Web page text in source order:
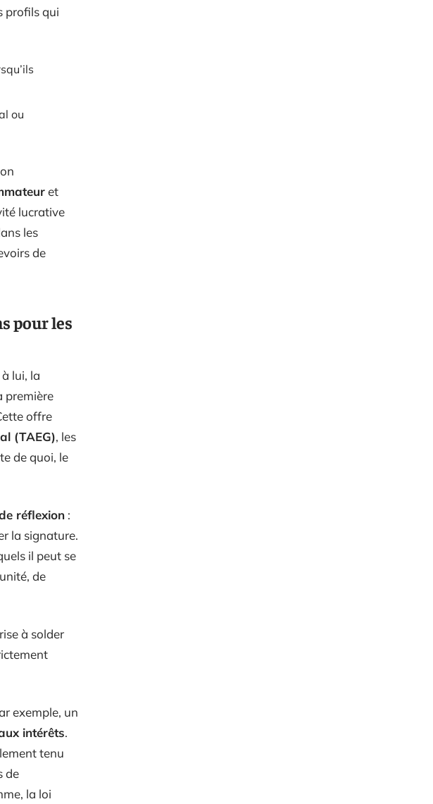
profils qui
ou
et
lucrative
les
de
pour les
lui, la
première
offre
(TAEG), les
de quoi, le
réflexion :
la signature.
il peut se
de
à solder
exemple, un
intérêts.
tenu
de
la loi